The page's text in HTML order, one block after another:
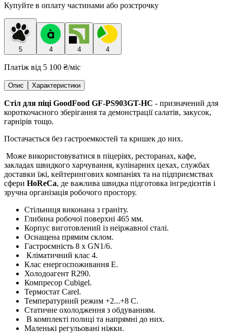
Купуйте в оплату частинами або розстрочку
5 4 4 4
Платіж від 5 100 ₴/міс
Опис Характеристики
Стіл для піці GoodFood GF-PS903GT-HC - призначений для
короткочасного зберігання та демонстрації салатів, закусок,
гарнірів тощо.
Постачається без гастроемкостей та кришек до них.
Може використовуватися в піцеріях, ресторанах, кафе,
закладах швидкого харчування, кулінарних цехах, службах
доставки їжі, кейтерингових компаніях та на підприємствах
сфери HoReCa, де важлива швидка підготовка інгредієнтів і
зручна організація робочого простору.
Стільниця виконана з граніту.
Глибина робочої поверхні 465 мм.
Корпус виготовлений із неіржавної сталі.
Оснащена прямим склом.
Гастроємність 8 х GN1/6.
Кліматичний клас 4.
Клас енергоспоживання E.
Холодоагент R290.
Компресор Cubigel.
Термостат Carel.
Температурний режим +2...+8 С.
Статичне охолодження з обдуванням.
В комплекті полиці та напрямні до них.
Маленькі регульовані ніжки.